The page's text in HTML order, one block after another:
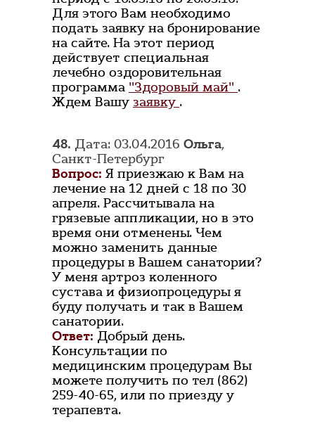
Для этого Вам необходимо
подать заявку на бронирование
на сайте. На этот период
действует специальная
лечебно оздоровительная
программа "Здоровый май" .
Ждем Вашу заявку .
48. Дата: 03.04.2016 Ольга,
Санкт-Петербург
Вопрос: Я приезжаю к Вам на
лечение на 12 дней с 18 по 30
апреля. Рассчитывала на
грязевые аппликации, но в это
время они отменены. Чем
можно заменить данные
процедуры в Вашем санатории?
У меня артроз коленного
сустава и физиопроцедуры я
буду получать и так в Вашем
санатории.
Ответ: Добрый день.
Консультации по
медицинским процедурам Вы
можете получить по тел (862)
259-40-65, или по приезду у
терапевта.